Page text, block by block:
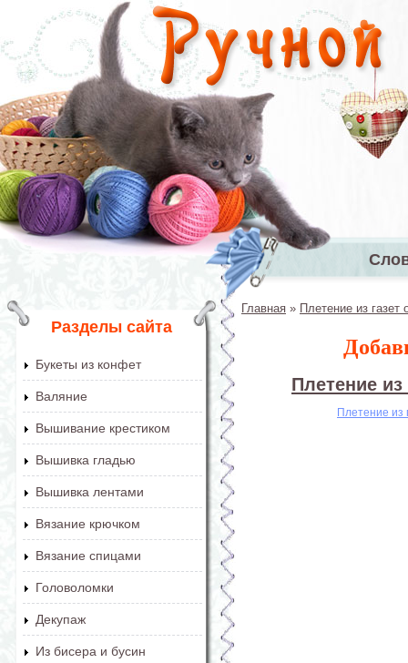
Перейти к основному содержанию
Главное
Разделы сайта
Букеты из конфет
Валяние
Вышивание крестиком
Вышивка гладью
Вышивка лентами
Вязание крючком
Вязание спицами
Головоломки
Декупаж
Из бисера и бусин
Главная » Плетение из газет
Плетение из
Плетение из